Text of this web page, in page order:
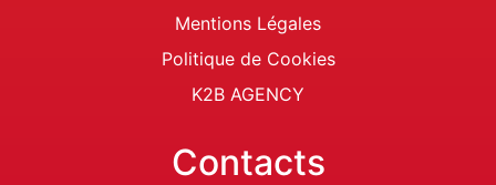
Mentions Légales
Politique de Cookies
K2B AGENCY
Contacts